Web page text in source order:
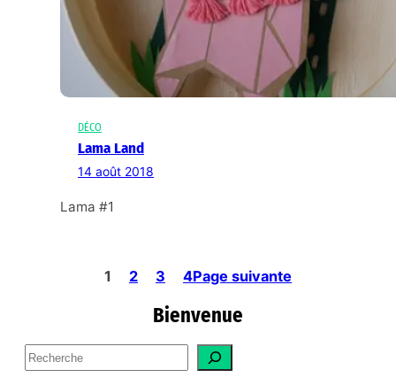
DÉCO
Lama Land
14 août 2018
Lama #1
1 2 3 4Page suivante
Bienvenue
S
e